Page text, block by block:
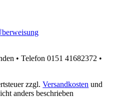
• Telefon 0151 41682372 •
zzgl.Versandkosten und
anders beschrieben